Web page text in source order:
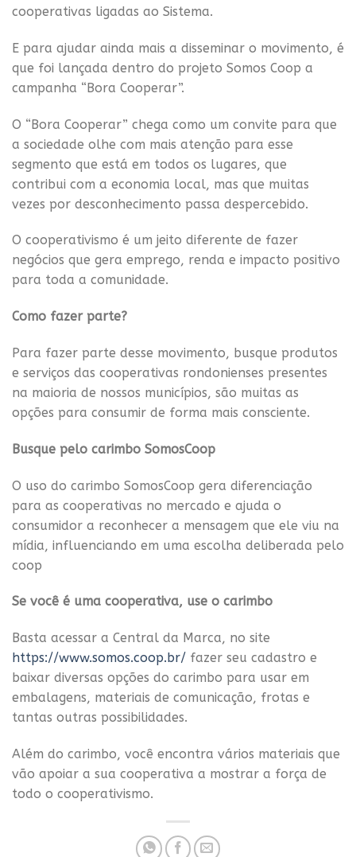
cooperativas ligadas ao Sistema.
E para ajudar ainda mais a disseminar o movimento, é
que foi lançada dentro do projeto Somos Coop a
campanha “Bora Cooperar”.
O “Bora Cooperar” chega como um convite para que
a sociedade olhe com mais atenção para esse
segmento que está em todos os lugares, que
contribui com a economia local, mas que muitas
vezes por desconhecimento passa despercebido.
O cooperativismo é um jeito diferente de fazer
negócios que gera emprego, renda e impacto positivo
para toda a comunidade.
Como fazer parte?
Para fazer parte desse movimento, busque produtos
e serviços das cooperativas rondonienses presentes
na maioria de nossos municípios, são muitas as
opções para consumir de forma mais consciente.
Busque pelo carimbo SomosCoop
O uso do carimbo SomosCoop gera diferenciação
para as cooperativas no mercado e ajuda o
consumidor a reconhecer a mensagem que ele viu na
mídia, influenciando em uma escolha deliberada pelo
coop
Se você é uma cooperativa, use o carimbo
Basta acessar a Central da Marca, no site
https://www.somos.coop.br/ fazer seu cadastro e
baixar diversas opções do carimbo para usar em
embalagens, materiais de comunicação, frotas e
tantas outras possibilidades.
Além do carimbo, você encontra vários materiais que
vão apoiar a sua cooperativa a mostrar a força de
todo o cooperativismo.